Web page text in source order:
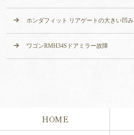
ホンダフィット リアゲートの大きい凹み
ワゴンRMH34Sドアミラー故障
HOME